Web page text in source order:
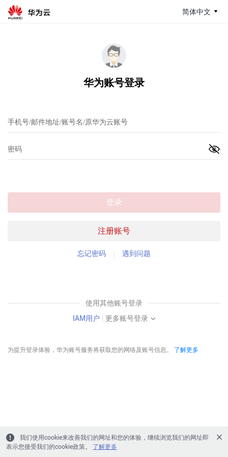
简体中文
华为账号登录
注册账号
登录
忘记密码 遇到问题
使用其他账号登录
IAM用户 | 更多账号登录
为提升登录体验，华为账号服务将获取您的网络及账号信息。 了解更多
我们使用cookie来改善我们的网址和您的体验，继续浏览我们的网址即
表示您接受我们的cookie政策。
了解更多